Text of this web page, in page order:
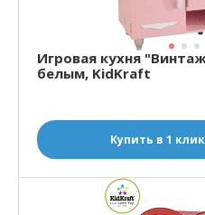
Игровая кухня
белым, KidKraft
Купить в 1 клик